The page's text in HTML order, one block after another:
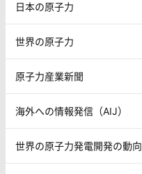
日本の原子力
世界の原子力
原子力産業新聞
海外への情報発信（AIJ）
世界の原子力発電開発の動向